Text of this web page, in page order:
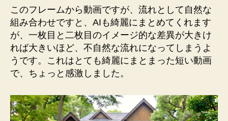
このフレームから動画ですが、流れとして自然な
組み合わせですと、AIも綺麗にまとめてくれます
が、一枚目と二枚目のイメージ的な差異が大きけ
れば大きいほど、不自然な流れになってしまうよ
うです。これはとても綺麗にまとまった短い動画
で、ちょっと感激しました。